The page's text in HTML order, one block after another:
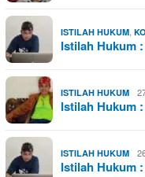
ISTILAH HUKUM,
Istilah Hukum
ISTILAH HUKUM
Istilah Hukum
ISTILAH HUKUM
Istilah Hukum